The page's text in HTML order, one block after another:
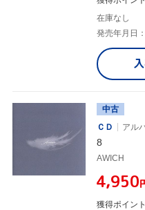
在庫なし
発売年月日
中古
ＣＤ
アル
8
AWICH
¥4,950
獲得ポイン